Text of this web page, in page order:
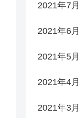
2021年7月
2021年6月
2021年5月
2021年4月
2021年3月